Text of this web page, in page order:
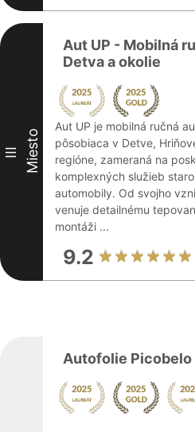
III Miesto
Aut UP - Mobilná
Detva a okolie
Aut UP je mobilná ručná
pôsobiaca v Detve,
regióne, zameraná na
komplexných služieb
automobily. Od svojho
venuje detailnému
montáži ...
9.2
Autofolie Picobelo